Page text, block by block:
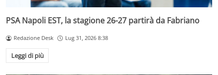
PSA Napoli EST, la stagione 26-27 partirà da Fabriano
Redazione Desk Lug 31, 2026 8:38
Leggi di più